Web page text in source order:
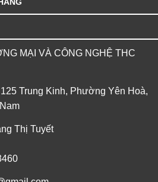
MẠI VÀ CÔNG NGHỆ THC
Trung Kinh, Phường Yên Hoà,
Thị Tuyết